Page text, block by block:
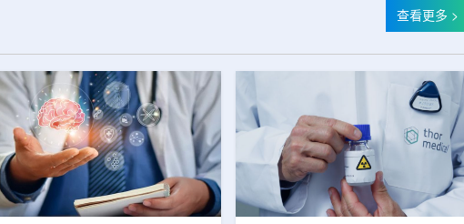
查看更多 >